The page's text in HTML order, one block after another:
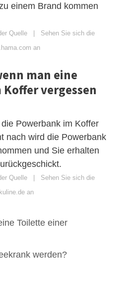
einem Brand kommen
Quelle | Sehen Sie sich die
an
man eine
vergessen
Powerbank im Koffer
nach wird die Powerbank
und Sie erhalten
Quelle | Sehen Sie sich die
an
Toilette einer
werden?